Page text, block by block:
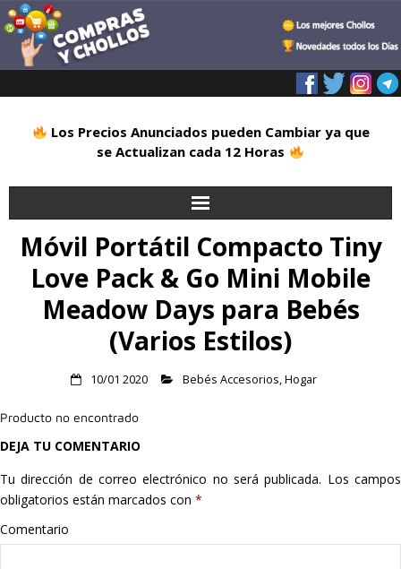
Los Precios Anunciados pueden Cambiar ya que
se Actualizan cada 12 Horas
Inicio
Alimentación
Deportes
Hogar
Listas
Móvil Portátil Compacto Tiny
Love Pack & Go Mini Mobile
Meadow Days para Bebés
(Varios Estilos)
10/01 2020 Bebés Accesorios,Hogar
Producto no encontrado
DEJA TU COMENTARIO
Tu dirección de correo electrónico no será publicada. Los campos
obligatorios están marcados con *
Comentario